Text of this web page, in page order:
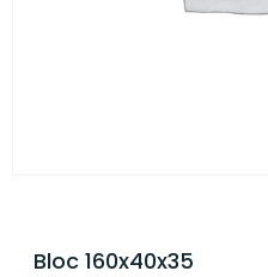
Bloc 160x40x35